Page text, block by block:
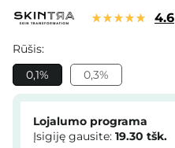
4.6
Rūšis:
0,1%
0,3%
Lojalumo programa
Įsigiję gausite: 19.30 tšk.